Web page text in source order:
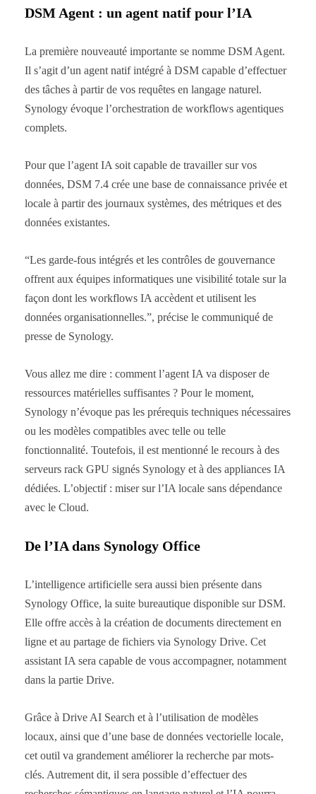
DSM Agent : un agent natif pour l’IA
La première nouveauté importante se nomme DSM Agent.
Il s’agit d’un agent natif intégré à DSM capable d’effectuer
des tâches à partir de vos requêtes en langage naturel.
Synology évoque l’orchestration de workflows agentiques
complets.
Pour que l’agent IA soit capable de travailler sur vos
données, DSM 7.4 crée une base de connaissance privée et
locale à partir des journaux systèmes, des métriques et des
données existantes.
“Les garde-fous intégrés et les contrôles de gouvernance
offrent aux équipes informatiques une visibilité totale sur la
façon dont les workflows IA accèdent et utilisent les
données organisationnelles.”, précise le communiqué de
presse de Synology.
Vous allez me dire : comment l’agent IA va disposer de
ressources matérielles suffisantes ? Pour le moment,
Synology n’évoque pas les prérequis techniques nécessaires
ou les modèles compatibles avec telle ou telle
fonctionnalité. Toutefois, il est mentionné le recours à des
serveurs rack GPU signés Synology et à des appliances IA
dédiées. L’objectif : miser sur l’IA locale sans dépendance
avec le Cloud.
De l’IA dans Synology Office
L’intelligence artificielle sera aussi bien présente dans
Synology Office, la suite bureautique disponible sur DSM.
Elle offre accès à la création de documents directement en
ligne et au partage de fichiers via Synology Drive. Cet
assistant IA sera capable de vous accompagner, notamment
dans la partie Drive.
Grâce à Drive AI Search et à l’utilisation de modèles
locaux, ainsi que d’une base de données vectorielle locale,
cet outil va grandement améliorer la recherche par mots-
clés. Autrement dit, il sera possible d’effectuer des